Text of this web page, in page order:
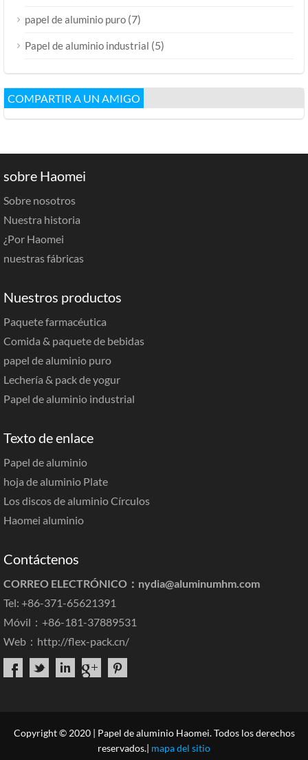
papel de aluminio puro (7)
Papel de aluminio industrial (5)
COMPARTIR A UN AMIGO
sobre Haomei
Sobre nosotros
Nuestra historia
¿Por Haomei
nuestras fábricas
Nuestros productos
Paquete farmacéutica
Comida & paquete de bebidas
papel de aluminio puro
Lechería & pack de yogur
Papel de aluminio industrial
Texto de enlace
Papel de aluminio
hoja de aluminio Plate
Los discos de aluminio Círculos
Haomei aluminio
Contáctenos
CORREO ELECTRÓNICO： nydia@aluminumhm.com
Tel: +86-371-65621391
Móvil：+86-181-37889531
Web： http://flex-pack.cn/
Copyright © 2020 | Papel de aluminio Haomei. Todos los derechos
reservados.| mapa del sitio